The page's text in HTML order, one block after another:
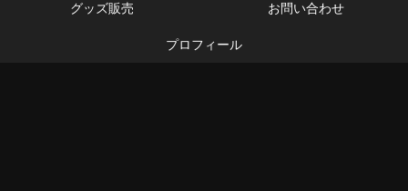
グッズ販売 お問い合わせ
プロフィール